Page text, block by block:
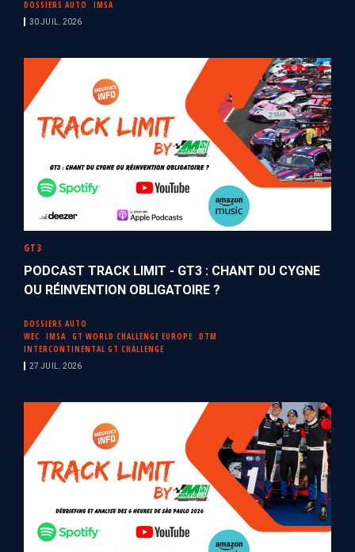
DOSSIERS AUTO IMSA
30 JUIL. 2026
GT3
PODCAST TRACK LIMIT - GT3 : CHANT DU CYGNE
OU RÉINVENTION OBLIGATOIRE ?
DOSSIERS AUTO
WEC
IMSA GT WORLD CHALLENGE EUROPE
DTM
INTERCONTINENTAL GT CHALLENGE
27 JUIL. 2026